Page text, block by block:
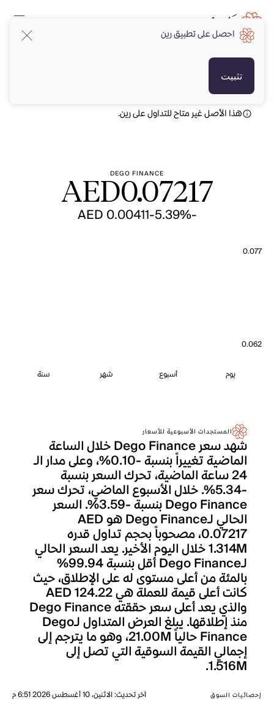
هذا الأصل غير متاح للتداول على رين.
DEGO FINANCE
AED0.07217
-5.39%
-AED 0.00411
0.077
0.062
يوم أسبوع شهر سنة
المستجدات الأسبوعية للأسعار
شهد سعر Dego Finance خلال الساعة
الماضية تغييراً بنسبة -0.10%، وعلى مدار الـ
24 ساعة الماضية، تحرك السعر بنسبة
-5.34%. خلال الأسبوع الماضي، تحرك سعر
Dego Finance بنسبة -3.59%. السعر
الحالي لـDego Finance هو AED
0.07217، مصحوباً بحجم تداول قدره
1.314M خلال اليوم الأخير. يعد السعر الحالي
لـDego Finance أقل بنسبة 99.94%
بالمئة من أعلى مستوى له على الإطلاق، حيث
كانت أعلى قيمة للعملة هي AED 124.22
والذي يعد أعلى سعر حققته Dego Finance
منذ إطلاقها. يبلغ العرض المتداول لـDego
Finance حالياً 21.00M، وهو ما يترجم إلى
إجمالي القيمة السوقية التي تصل إلى
1.516M.
إحصائيات السوق آخر تحديث:الاثنين، 10 أغسطس 2026 6:51 م
احصل على تطبيق رين
تثبيت